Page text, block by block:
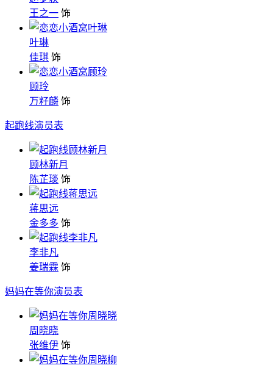
王之一 饰
叶琳
佳琪 饰
顾玲
万籽麟 饰
起跑线演员表
顾林新月
陈芷琰 饰
蒋思远
金多多 饰
李非凡
姜瑞霖 饰
妈妈在等你演员表
周晓晓
张维伊 饰